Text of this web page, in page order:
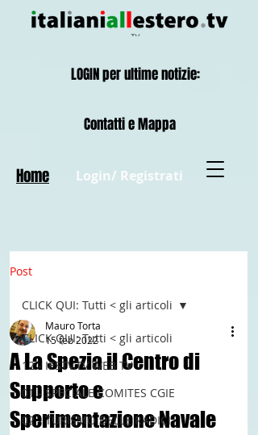
Login/ Registrati
Contatti e Mappa
Home
LOGIN per ultime notizie:
Post
CLICK QUI: Tutti < gli articoli
12 - IESTV.TV WEB TV
01 - SPECIALE COMITES CGIE
02 - TURISMO DELLE RADICI
CLICK QUI: Tutti < gli articoli
A La Spezia il Centro di
Supporto e
Sperimentazione Navale
Mauro Torta
15 feb 2022